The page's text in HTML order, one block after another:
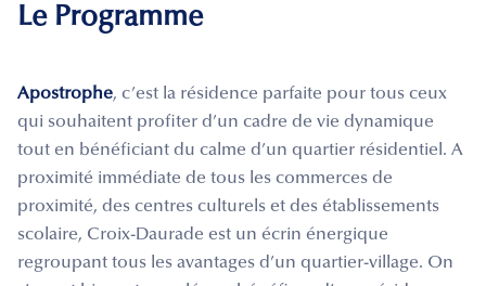
Le Programme
Apostrophe, c’est la résidence parfaite pour tous ceux
qui souhaitent profiter d’un cadre de vie dynamique
tout en bénéficiant du calme d’un quartier résidentiel. A
proximité immédiate de tous les commerces de
proximité, des centres culturels et des établissements
scolaire, Croix-Daurade est un écrin énergique
regroupant tous les avantages d’un quartier-village. On